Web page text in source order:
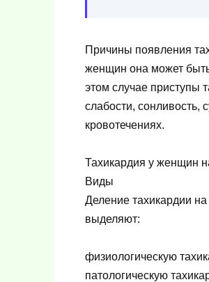
Причины появления
женщин она может
этом случае приступы
слабости, сонливость,
кровотечениях.
Тахикардия у женщин
Виды
Деление тахикардии
выделяют:
физиологическую
патологическую